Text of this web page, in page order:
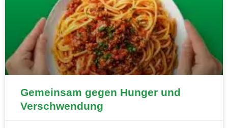
Gemeinsam gegen Hunger und
Verschwendung